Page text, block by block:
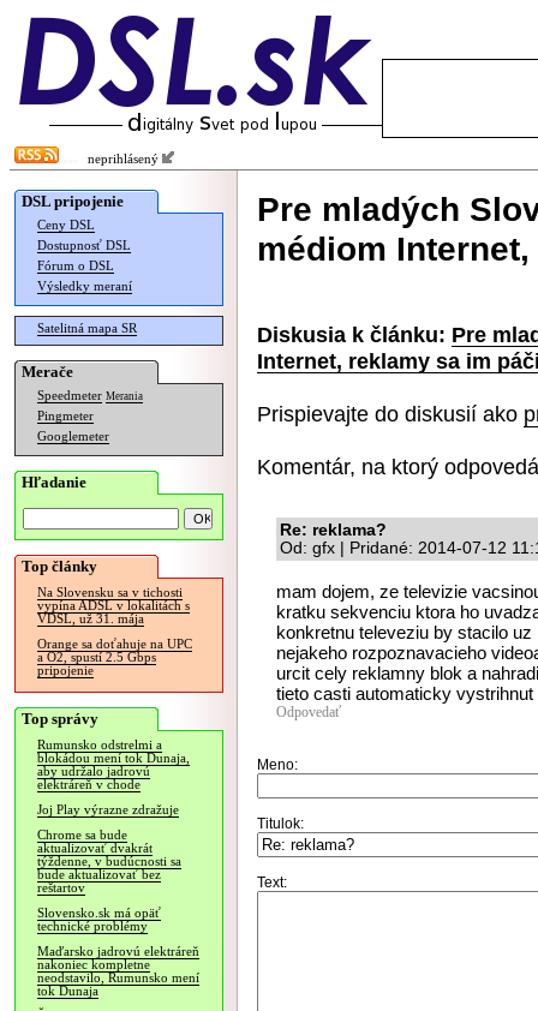
neprihlásený
DSL pripojenie
Ceny DSL
Dostupnosť DSL
Fórum o DSL
Výsledky meraní
Satelitná mapa SR
Merače
Speedmeter Merania
Pingmeter
Googlemeter
Hľadanie
Top články
Na Slovensku sa v tichosti
vypína ADSL v lokalitách s
VDSL, už 31. mája
Orange sa doťahuje na UPC
a O2, spustí 2.5 Gbps
pripojenie
Top správy
Rumunsko odstrelmi a
blokádou mení tok Dunaja,
aby udržalo jadrovú
elektráreň v chode
Joj Play výrazne zdražuje
Chrome sa bude
aktualizovať dvakrát
týždenne, v budúcnosti sa
bude aktualizovať bez
reštartov
Slovensko.sk má opäť
technické problémy
Maďarsko jadrovú elektráreň
nakoniec kompletne
neodstavilo, Rumunsko mení
tok Dunaja
Pre mladých
médiom
Diskusia k článku: Pre
Internet, reklamy sa im
Prispievajte do diskusií ako
Komentár, na ktorý
Re: reklama?
Od: gfx | Pridané: 2014-07-12
mam dojem, ze televizie
kratku sekvenciu ktora ho
konkretnu televeziu by stacilo
nejakeho rozpoznavacieho
urcit cely reklamny blok a
tieto casti automaticky vystrihnut
Odpovedať
Meno:
Titulok:
Text: